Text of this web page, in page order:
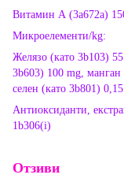
Витамин А (3a672a)
Микроелементи/kg:
Желязо (като 3b103)
3b603) 100 mg, манган
селен (като 3b801)
Антиоксиданти,
1b306(i)
Отзиви